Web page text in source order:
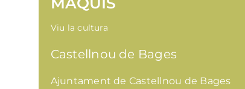
Viu la cultura
Castellnou de Bages
Ajuntament de Castellnou de Bages